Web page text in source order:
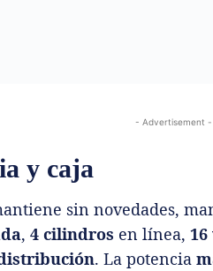
- Advertisement -
y caja
sin novedades,
, 4 cilindros en línea,
. La potencia